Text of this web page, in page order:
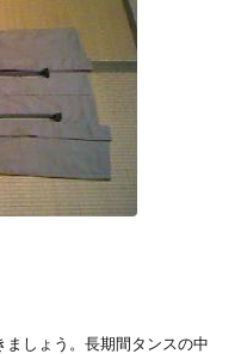
しょう。長期間タンスの中